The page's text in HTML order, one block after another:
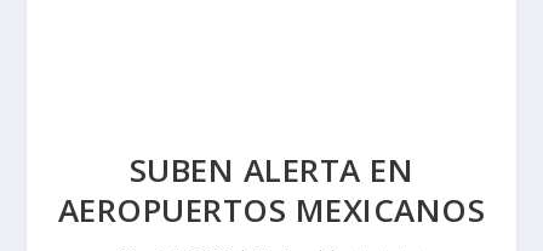
SUBEN ALERTA EN
AEROPUERTOS MEXICANOS